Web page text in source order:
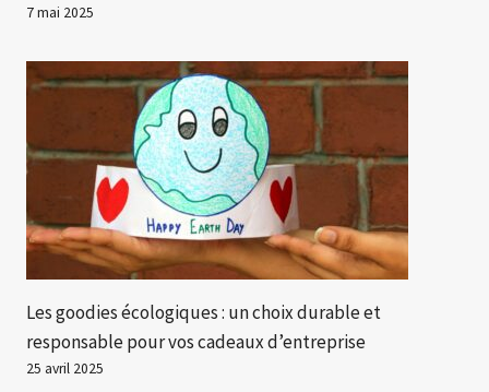
7 mai 2025
Les goodies écologiques : un choix durable et
responsable pour vos cadeaux d’entreprise
25 avril 2025